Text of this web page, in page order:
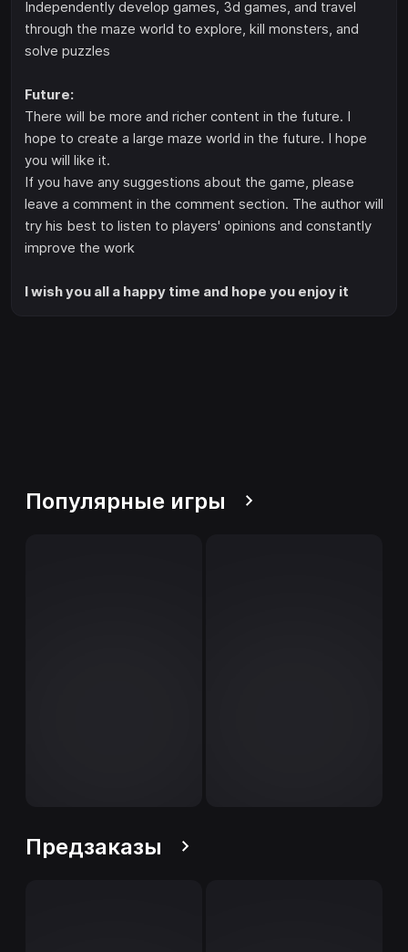
Independently develop games, 3d games, and travel
through the maze world to explore, kill monsters, and
solve puzzles
Future:
There will be more and richer content in the future. I
hope to create a large maze world in the future. I hope
you will like it.
If you have any suggestions about the game, please
leave a comment in the comment section. The author will
try his best to listen to players' opinions and constantly
improve the work
I wish you all a happy time and hope you enjoy it
Популярные игры
Предзаказы